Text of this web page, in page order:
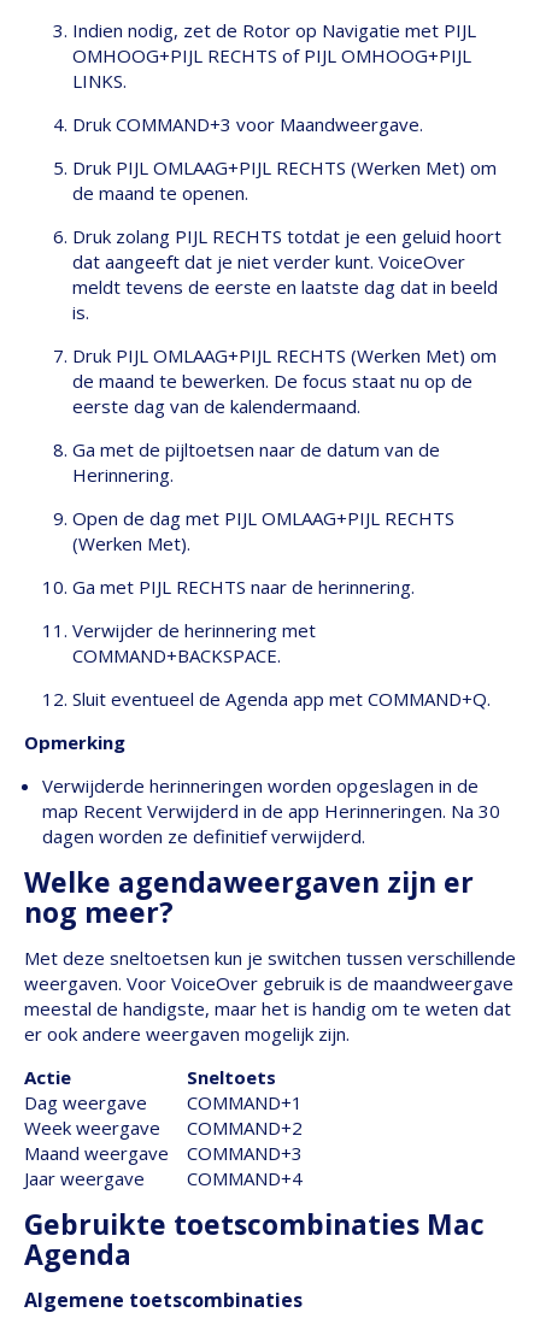
Indien nodig, zet de Rotor op Navigatie met PIJL
OMHOOG+PIJL RECHTS of PIJL OMHOOG+PIJL
LINKS.
Druk COMMAND+3 voor Maandweergave.
Druk PIJL OMLAAG+PIJL RECHTS (Werken Met) om
de maand te openen.
Druk zolang PIJL RECHTS totdat je een geluid hoort
dat aangeeft dat je niet verder kunt. VoiceOver
meldt tevens de eerste en laatste dag dat in beeld
is.
Druk PIJL OMLAAG+PIJL RECHTS (Werken Met) om
de maand te bewerken. De focus staat nu op de
eerste dag van de kalendermaand.
Ga met de pijltoetsen naar de datum van de
Herinnering.
Open de dag met PIJL OMLAAG+PIJL RECHTS
(Werken Met).
Ga met PIJL RECHTS naar de herinnering.
Verwijder de herinnering met
COMMAND+BACKSPACE.
Sluit eventueel de Agenda app met COMMAND+Q.
Opmerking
Verwijderde herinneringen worden opgeslagen in de
map Recent Verwijderd in de app Herinneringen. Na 30
dagen worden ze definitief verwijderd.
Welke agendaweergaven zijn er
nog meer?
Met deze sneltoetsen kun je switchen tussen verschillende
weergaven. Voor VoiceOver gebruik is de maandweergave
meestal de handigste, maar het is handig om te weten dat
er ook andere weergaven mogelijk zijn.
Actie
Sneltoets
Dag weergave
COMMAND+1
Week weergave
COMMAND+2
Maand weergave
COMMAND+3
Jaar weergave
COMMAND+4
Gebruikte toetscombinaties Mac
Agenda
Algemene toetscombinaties